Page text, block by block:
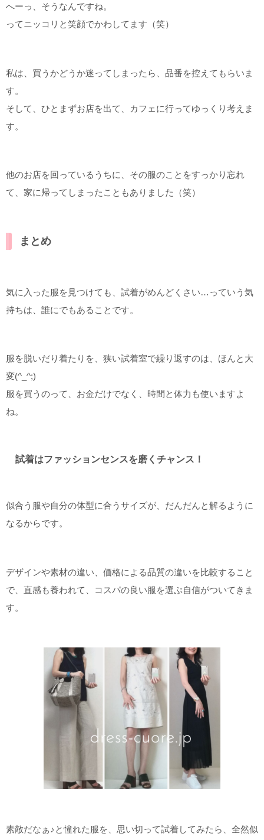
へーっ、そうなんですね。
ってニッコリと笑顔でかわしてます（笑）
私は、買うかどうか迷ってしまったら、品番を控えてもらいま
す。
そして、ひとまずお店を出て、カフェに行ってゆっくり考えま
す。
他のお店を回っているうちに、その服のことをすっかり忘れ
て、家に帰ってしまったこともありました（笑）
まとめ
気に入った服を見つけても、試着がめんどくさい…っていう気
持ちは、誰にでもあることです。
服を脱いだり着たりを、狭い試着室で繰り返すのは、ほんと大
変(^_^;)
服を買うのって、お金だけでなく、時間と体力も使いますよ
ね。
試着はファッションセンスを磨くチャンス！
似合う服や自分の体型に合うサイズが、だんだんと解るように
なるからです。
デザインや素材の違い、価格による品質の違いを比較すること
で、直感も養われて、コスパの良い服を選ぶ自信がついてきま
す。
素敵だなぁ♪と憧れた服を、思い切って試着してみたら、全然似